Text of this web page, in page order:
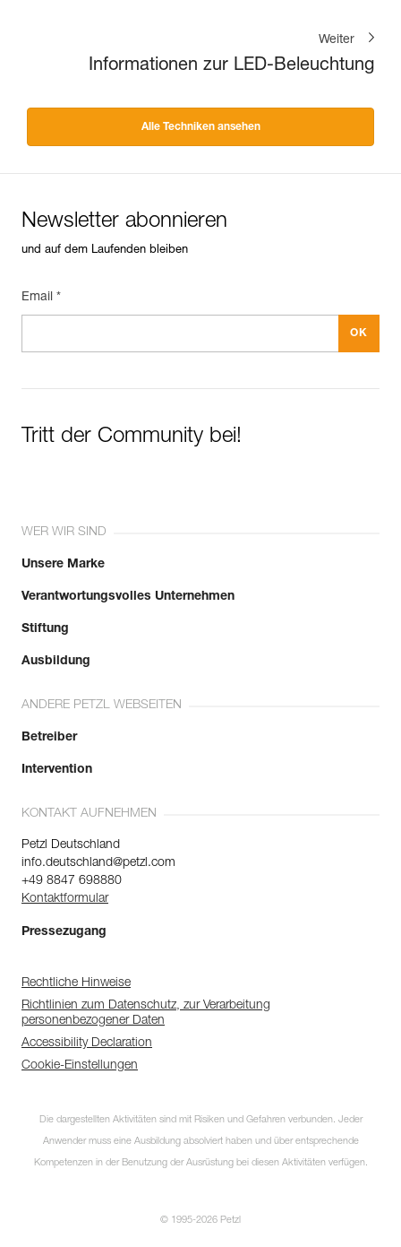
Weiter
Informationen zur LED-Beleuchtung
Alle Techniken ansehen
Newsletter abonnieren
und auf dem Laufenden bleiben
Email *
Tritt der Community bei!
WER WIR SIND
Unsere Marke
Verantwortungsvolles Unternehmen
Stiftung
Ausbildung
ANDERE PETZL WEBSEITEN
Betreiber
Intervention
KONTAKT AUFNEHMEN
Petzl Deutschland
info.deutschland@petzl.com
+49 8847 698880
Kontaktformular
Pressezugang
Rechtliche Hinweise
Richtlinien zum Datenschutz, zur Verarbeitung
personenbezogener Daten
Accessibility Declaration
Cookie-Einstellungen
Die dargestellten Aktivitäten sind mit Risiken und Gefahren verbunden. Jeder
Anwender muss eine Ausbildung absolviert haben und über entsprechende
Kompetenzen in der Benutzung der Ausrüstung bei diesen Aktivitäten verfügen.
© 1995-2026 Petzl